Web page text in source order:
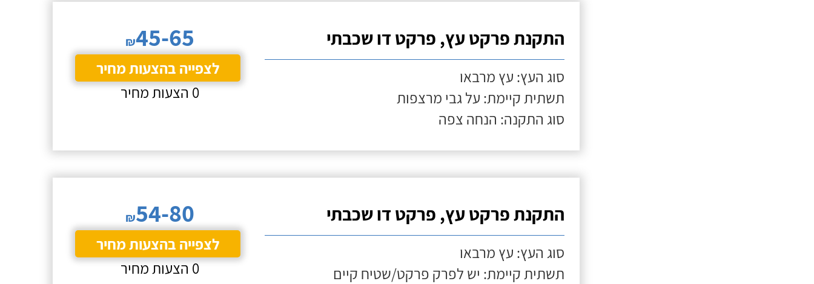
התקנת פרקט עץ, פרקט דו שכבתי
סוג העץ: עץ מרבאו
תשתית קיימת: על גבי מרצפות
סוג התקנה: הנחה צפה
₪45-65
לצפייה בהצעות מחיר
0 הצעות מחיר
התקנת פרקט עץ, פרקט דו שכבתי
סוג העץ: עץ מרבאו
תשתית קיימת: יש לפרק פרקט/שטיח קיים
₪54-80
לצפייה בהצעות מחיר
0 הצעות מחיר